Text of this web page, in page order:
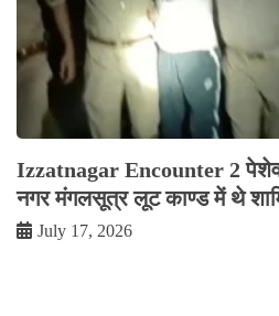
Izzatnagar Encounter 2
नगर मंगलसूत्र लूट काण्‍ड में थे
July 17, 2026